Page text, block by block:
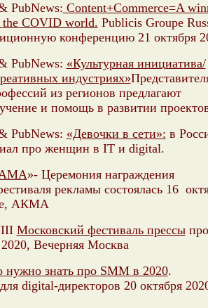
PubNews: Content+Commerce=A
COVID world. Publicis Groupe
конференцию 21 октября
PubNews: «Культурная инициатива/
индустриях»
из регионов предлагают
и помощь в развитии
PubNews: «Девочки в сети»: в
про женщин в IT и digital.
»- Церемония награждения
рекламы состоялась 16
АКМА
Московский фестиваль прессы
Вечерняя Москва
нужно знать про SMM в 2020.
digital-директоров 20 октября